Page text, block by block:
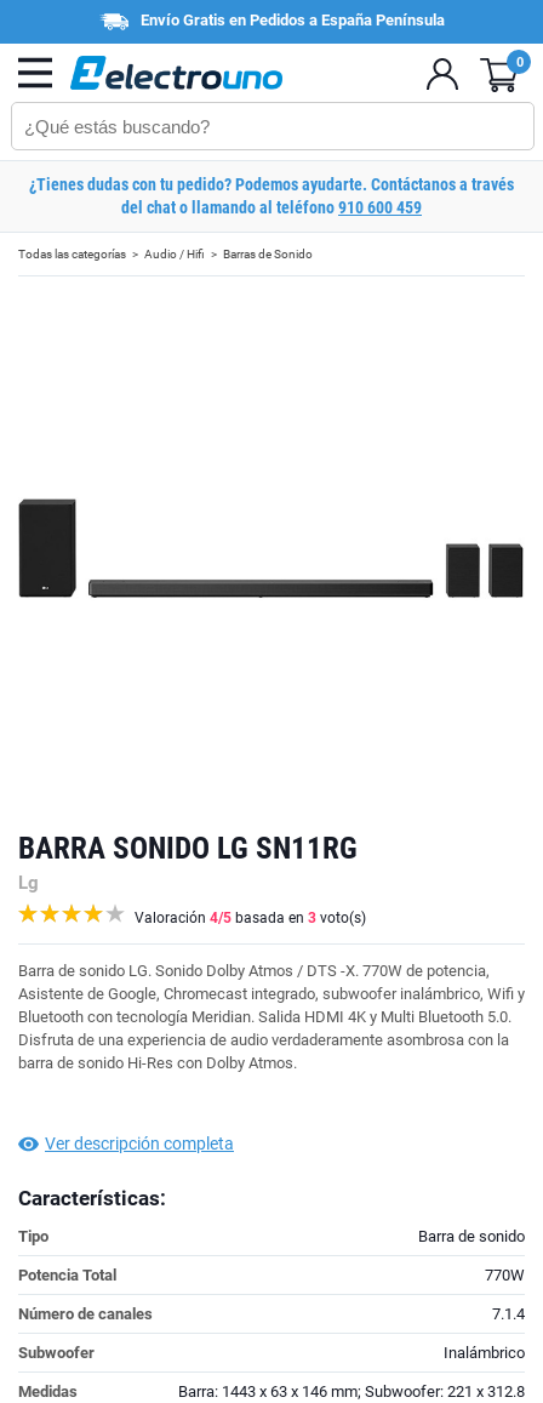
Envío Gratis en Pedidos a España Península
0
¿Tienes dudas con tu pedido? Podemos ayudarte. Contáctanos a través
del chat o llamando al teléfono910 600 459
Todas las categorías Audio / Hifi Barras de Sonido
BARRA SONIDO LG SN11RG
Lg
Valoración 4/5 basada en 3 voto(s)
Barra de sonido LG. Sonido Dolby Atmos / DTS -X. 770W de potencia,
Asistente de Google, Chromecast integrado, subwoofer inalámbrico, Wifi y
Bluetooth con tecnología Meridian. Salida HDMI 4K y Multi Bluetooth 5.0.
Disfruta de una experiencia de audio verdaderamente asombrosa con la
barra de sonido Hi-Res con Dolby Atmos.
Ver descripción completa
Características:
Tipo Barra de sonido
Potencia Total 770W
Número de canales 7.1.4
Subwoofer Inalámbrico
Medidas
Barra: 1443 x 63 x 146 mm; Subwoofer: 221 x 312.8